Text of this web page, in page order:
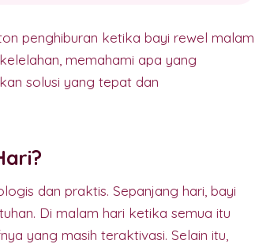
penghiburan ketika bayi rewel malam
memahami apa yang
solusi yang tepat dan
dan praktis. Sepanjang hari, bayi
Di malam hari ketika semua itu
yang masih teraktivasi. Selain itu,